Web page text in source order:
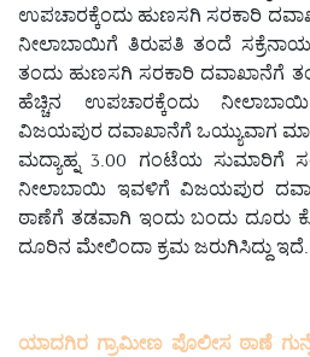
ಉಪಚಾರಕ್ಕೆಂದು ಹುಣಸಗಿ ಸರಕಾರಿ
ನೀಲಾಬಾಯಿಗೆ ತಿರುಪತಿ ತಂದೆ
ತಂದು ಹುಣಸಗಿ ಸರಕಾರಿ ದವಾಖಾನೆಗೆ
ಹೆಚ್ಚಿನ ಉಪಚಾರಕ್ಕೆಂದು
ವಿಜಯಪುರ ದವಾಖಾನೆಗೆ ಒಯ್ಯುವಾಗ
ಮದ್ಯಾಹ್ನ 3.00 ಗಂಟೆಯ ಸುಮಾರಿಗೆ
ನೀಲಾಬಾಯಿ ಇವಳಿಗೆ ವಿಜಯಪುರ
ಠಾಣೆಗೆ ತಡವಾಗಿ ಇಂದು ಬಂದು ದೂರು
ದೂರಿನ ಮೇಲಿಂದಾ ಕ್ರಮ ಜರುಗಿಸಿದ್ದು ಇದೆ.
ಯಾದಗಿರ ಗ್ರಾಮೀಣ ಪೊಲೀಸ ಠಾಣೆ